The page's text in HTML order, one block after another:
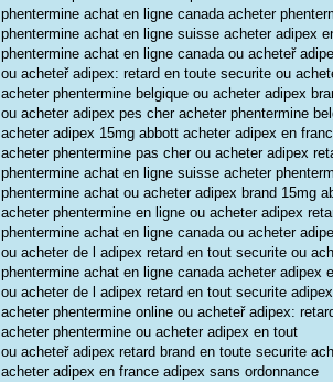
phentermine achat en ligne canada acheter
phentermine achat en ligne suisse acheter adipex
phentermine achat en ligne canada ou acheteř
ou acheteř adipex: retard en toute securite ou
acheter phentermine belgique ou acheter adipex
ou acheter adipex pes cher acheter phentermine
acheter adipex 15mg abbott acheter adipex en
acheter phentermine pas cher ou acheter adipex
phentermine achat en ligne suisse acheter
phentermine achat ou acheter adipex brand 15mg
acheter phentermine en ligne ou acheter adipex
phentermine achat en ligne canada ou acheter
ou acheter de l adipex retard en tout securite ou
phentermine achat en ligne canada acheter adipex
ou acheter de l adipex retard en tout securite
acheter phentermine online ou acheteř adipex:
acheter phentermine ou acheter adipex en tout
ou acheteř adipex retard brand en toute securite
acheter adipex en france adipex sans ordonnance